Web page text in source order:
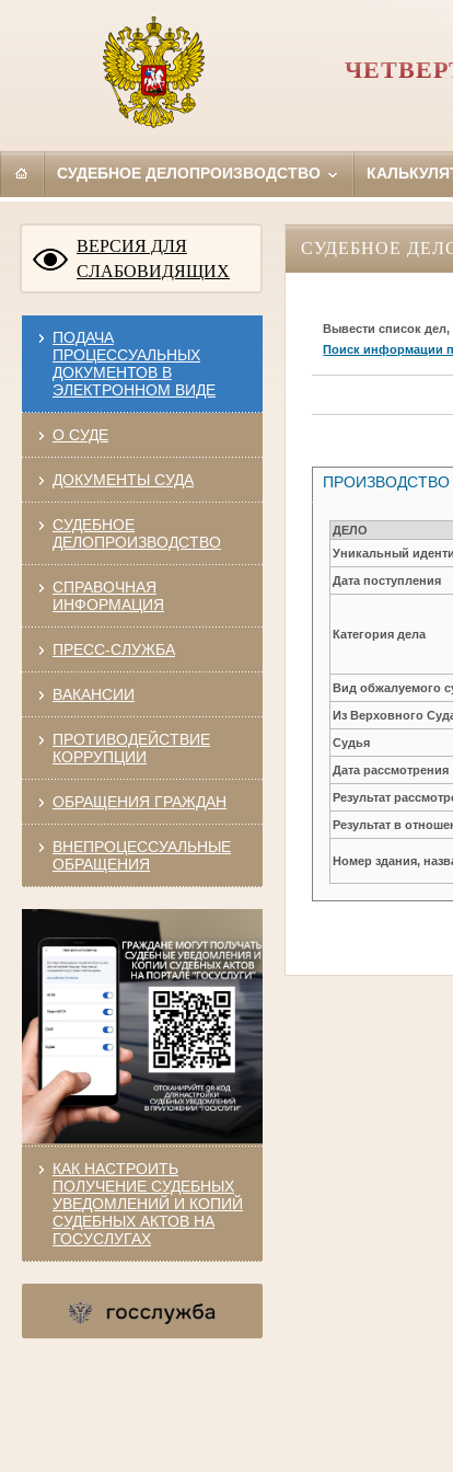
СУДЕБНОЕ ДЕЛОПРОИЗВОДСТВО
ВЕРСИЯ ДЛЯ
СЛАБОВИДЯЩИХ
ПОДАЧА
ПРОЦЕССУАЛЬНЫХ
ДОКУМЕНТОВ В
ЭЛЕКТРОННОМ ВИДЕ
О СУДЕ
ДОКУМЕНТЫ СУДА
СУДЕБНОЕ
ДЕЛОПРОИЗВОДСТВО
СПРАВОЧНАЯ
ИНФОРМАЦИЯ
ПРЕСС-СЛУЖБА
ВАКАНСИИ
ПРОТИВОДЕЙСТВИЕ
КОРРУПЦИИ
ОБРАЩЕНИЯ ГРАЖДАН
ВНЕПРОЦЕССУАЛЬНЫЕ
ОБРАЩЕНИЯ
КАК НАСТРОИТЬ
ПОЛУЧЕНИЕ СУДЕБНЫХ
УВЕДОМЛЕНИЙ И КОПИЙ
СУДЕБНЫХ АКТОВ НА
ГОСУСЛУГАХ
СУДЕБНОЕ
Вывести список дел,
Поиск информации
ПРОИЗВОДСТВО
ДЕЛО
Уникальный
Дата поступления
Категория дела
Вид обжалуемого
Из Верховного
Судья
Дата рассмотрения
Результат
Результат в
Номер здания,